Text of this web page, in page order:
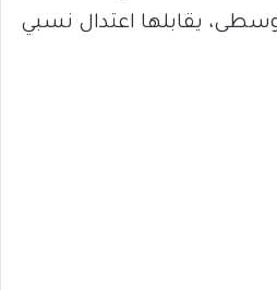
يقابلها اعتدال نسبي